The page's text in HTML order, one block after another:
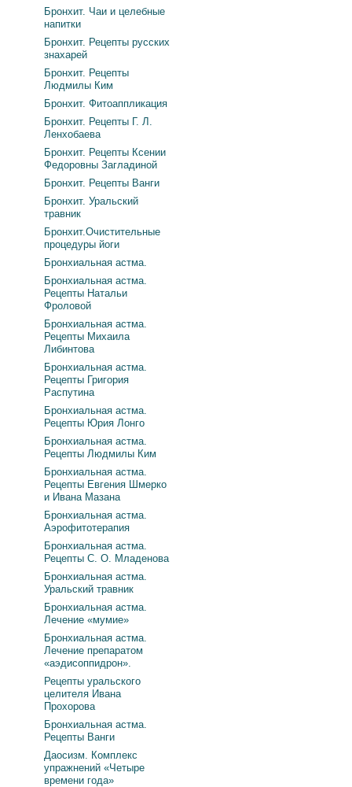
Бронхит. Чаи и целебные
напитки
Бронхит. Рецепты русских
знахарей
Бронхит. Рецепты
Людмилы Ким
Бронхит. Фитоаппликация
Бронхит. Рецепты Г. Л.
Ленхобаева
Бронхит. Рецепты Ксении
Федоровны Загладиной
Бронхит. Рецепты Ванги
Бронхит. Уральский
травник
Бронхит.Очистительные
процедуры йоги
Бронхиальная астма.
Бронхиальная астма.
Рецепты Натальи
Фроловой
Бронхиальная астма.
Рецепты Михаила
Либинтова
Бронхиальная астма.
Рецепты Григория
Распутина
Бронхиальная астма.
Рецепты Юрия Лонго
Бронхиальная астма.
Рецепты Людмилы Ким
Бронхиальная астма.
Рецепты Евгения Шмерко
и Ивана Мазана
Бронхиальная астма.
Аэрофитотерапия
Бронхиальная астма.
Рецепты С. О. Младенова
Бронхиальная астма.
Уральский травник
Бронхиальная астма.
Лечение «мумие»
Бронхиальная астма.
Лечение препаратом
«аэдисоппидрон».
Рецепты уральского
целителя Ивана
Прохорова
Бронхиальная астма.
Рецепты Ванги
Даосизм. Комплекс
упражнений «Четыре
времени года»